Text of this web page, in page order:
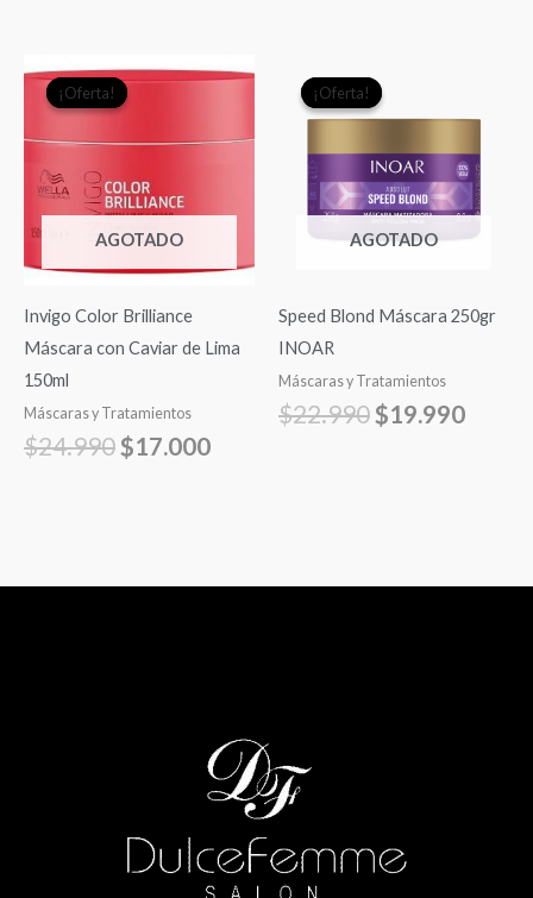
¡Oferta!
AGOTADO
¡Oferta!
Invigo Color Brilliance
Máscara con Caviar de Lima
150ml
Máscaras y Tratamientos
$24.990
El
precio
$24.990.
$17.000
El
actual
¡Oferta!
AGOTADO
¡Oferta!
Speed Blond Máscara 250gr
INOAR
Máscaras y Tratamientos
$22.990
precio
era:
$22.990.
$19.990
es: